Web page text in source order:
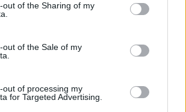
out of the Sharing of my
out of the Sale of my
out of processing my
for Targeted Advertising.
την προσωπικότητά
με τις δικές τους
ενώ αυτοί που γεννιούνται από
κάνουν προσπάθειες για να
Στο δεύτερο γκρουπ ανήκει
επιτυχημένων και δυνατών